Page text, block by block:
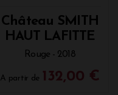
Château SMITH
HAUT LAFITTE
Rouge - 2018
A partir de 132,00 €